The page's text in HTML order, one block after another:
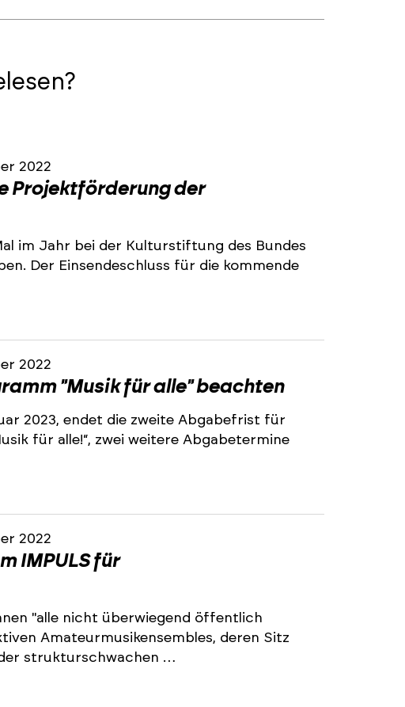
2022
Projektförderung der
im Jahr bei der Kulturstiftung des Bundes
Der Einsendeschluss für die kommende
2022
"Musik für alle" beachten
2023, endet die zweite Abgabefrist für
für alle!“, zwei weitere Abgabetermine
2022
IMPULS für
"alle nicht überwiegend öffentlich
Amateurmusikensembles, deren Sitz
strukturschwachen …